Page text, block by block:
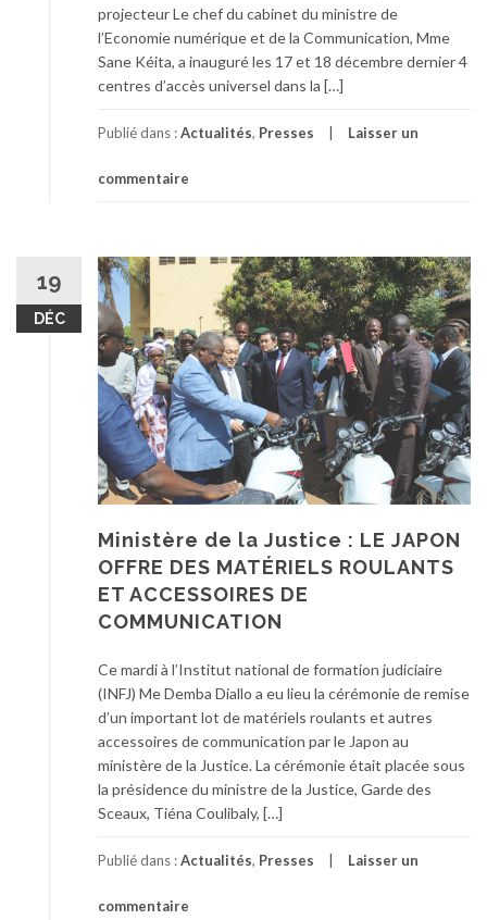
projecteur Le chef du cabinet du ministre de
l’Economie numérique et de la Communication, Mme
Sane Kéita, a inauguré les 17 et 18 décembre dernier 4
centres d’accès universel dans la […]
Publié dans :Actualités, Presses Laisser un
commentaire
19
DÉC
Ministère de la Justice : LE JAPON
OFFRE DES MATÉRIELS ROULANTS
ET ACCESSOIRES DE
COMMUNICATION
Ce mardi à l’Institut national de formation judiciaire
(INFJ) Me Demba Diallo a eu lieu la cérémonie de remise
d’un important lot de matériels roulants et autres
accessoires de communication par le Japon au
ministère de la Justice. La cérémonie était placée sous
la présidence du ministre de la Justice, Garde des
Sceaux, Tiéna Coulibaly, […]
Publié dans :Actualités, Presses Laisser un
commentaire